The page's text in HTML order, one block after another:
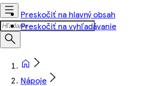
Preskočiť na hlavný obsah
Preskočiť na vyhľadávanie
Nápoje